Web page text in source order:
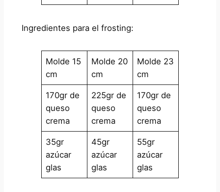
Ingredientes para el frosting:
Molde 15
cm
Molde 20
cm
Molde 23
cm
170gr de
queso
crema
225gr de
queso
crema
170gr de
queso
crema
35gr
azúcar
glas
45gr
azúcar
glas
55gr
azúcar
glas